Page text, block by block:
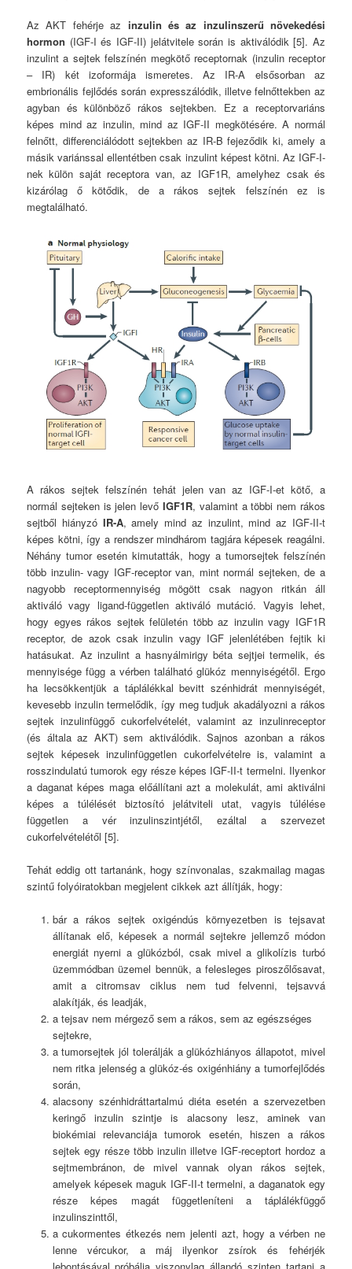
Az AKT fehérje az inzulin és az inzulinszerű növekedési
hormon (IGF-I és IGF-II) jelátvitele során is aktiválódik [5]. Az
inzulint a sejtek felszínén megkötő receptornak (inzulin receptor
– IR) két izoformája ismeretes. Az IR-A elsősorban az
embrionális fejlődés során expresszálódik, illetve felnőttekben az
agyban és különböző rákos sejtekben. Ez a receptorvariáns
képes mind az inzulin, mind az IGF-II megkötésére. A normál
felnőtt, differenciálódott sejtekben az IR-B fejeződik ki, amely a
másik variánssal ellentétben csak inzulint képest kötni. Az IGF-I-
nek külön saját receptora van, az IGF1R, amelyhez csak és
kizárólag ő kötődik, de a rákos sejtek felszínén ez is
megtalálható.
A rákos sejtek felszínén tehát jelen van az IGF-I-et kötő, a
normál sejteken is jelen levő IGF1R, valamint a többi nem rákos
sejtből hiányzó IR-A, amely mind az inzulint, mind az IGF-II-t
képes kötni, így a rendszer mindhárom tagjára képesek reagálni.
Néhány tumor esetén kimutatták, hogy a tumorsejtek felszínén
több inzulin- vagy IGF-receptor van, mint normál sejteken, de a
nagyobb receptormennyiség mögött csak nagyon ritkán áll
aktiváló vagy ligand-független aktiváló mutáció. Vagyis lehet,
hogy egyes rákos sejtek felületén több az inzulin vagy IGF1R
receptor, de azok csak inzulin vagy IGF jelenlétében fejtik ki
hatásukat. Az inzulint a hasnyálmirigy béta sejtjei termelik, és
mennyisége függ a vérben található glükóz mennyiségétől. Ergo
ha lecsökkentjük a táplálékkal bevitt szénhidrát mennyiségét,
kevesebb inzulin termelődik, így meg tudjuk akadályozni a rákos
sejtek inzulinfüggő cukorfelvételét, valamint az inzulinreceptor
(és általa az AKT) sem aktiválódik. Sajnos azonban a rákos
sejtek képesek inzulinfüggetlen cukorfelvételre is, valamint a
rosszindulatú tumorok egy része képes IGF-II-t termelni. Ilyenkor
a daganat képes maga előállítani azt a molekulát, ami aktiválni
képes a túlélését biztosító jelátviteli utat, vagyis túlélése
független a vér inzulinszintjétől, ezáltal a szervezet
cukorfelvételétől [5].
Tehát eddig ott tartanánk, hogy színvonalas, szakmailag magas
szintű folyóiratokban megjelent cikkek azt állítják, hogy:
bár a rákos sejtek oxigéndús környezetben is tejsavat
állítanak elő, képesek a normál sejtekre jellemző módon
energiát nyerni a glükózból, csak mivel a glikolízis turbó
üzemmódban üzemel bennük, a felesleges piroszőlősavat,
amit a citromsav ciklus nem tud felvenni, tejsavvá
alakítják, és leadják,
a tejsav nem mérgező sem a rákos, sem az egészséges
sejtekre,
a tumorsejtek jól tolerálják a glükózhiányos állapotot, mivel
nem ritka jelenség a glükóz-és oxigénhiány a tumorfejlődés
során,
alacsony szénhidráttartalmú diéta esetén a szervezetben
keringő inzulin szintje is alacsony lesz, aminek van
biokémiai relevanciája tumorok esetén, hiszen a rákos
sejtek egy része több inzulin illetve IGF-receptort hordoz a
sejtmembránon, de mivel vannak olyan rákos sejtek,
amelyek képesek maguk IGF-II-t termelni, a daganatok egy
része képes magát függetleníteni a táplálékfüggő
inzulinszinttől,
a cukormentes étkezés nem jelenti azt, hogy a vérben ne
lenne vércukor, a máj ilyenkor zsírok és fehérjék